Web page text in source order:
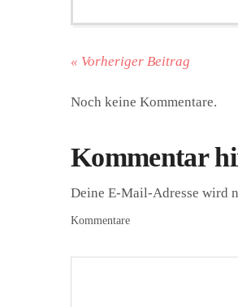
« Vorheriger Beitrag
Noch keine Kommentare.
Kommentar
Deine E-Mail-Adresse wird
Kommentare